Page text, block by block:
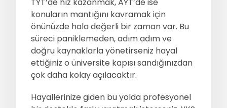
TYT’de hız kazanmak, AYT’de ise
konuların mantığını kavramak için
önünüzde hala değerli bir zaman var. Bu
süreci paniklemeden, adım adım ve
doğru kaynaklarla yönetirseniz hayal
ettiğiniz o üniversite kapısı sandığınızdan
çok daha kolay açılacaktır.
Hayallerinize giden bu yolda profesyonel